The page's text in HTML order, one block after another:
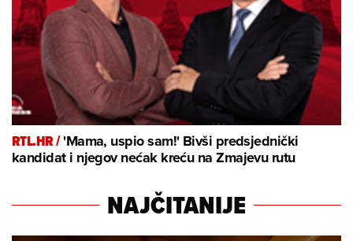
RTL.HR /'Mama, uspio sam!' Bivši predsjednički
kandidat i njegov nećak kreću na Zmajevu rutu
NAJČITANIJE